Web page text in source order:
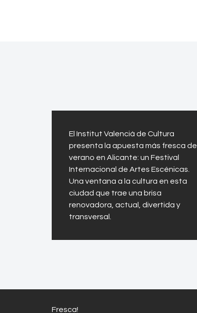
El Institut Valencià de Cultura
presenta la apuesta más fresca del
verano en Alicante: un Festival
Internacional de Artes Escénicas.
Una ventana a la cultura en esta
ciudad que trae una brisa
renovadora, actual, divertida y
transversal.
Fresca!